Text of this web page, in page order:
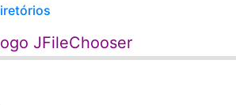
JFileChooser